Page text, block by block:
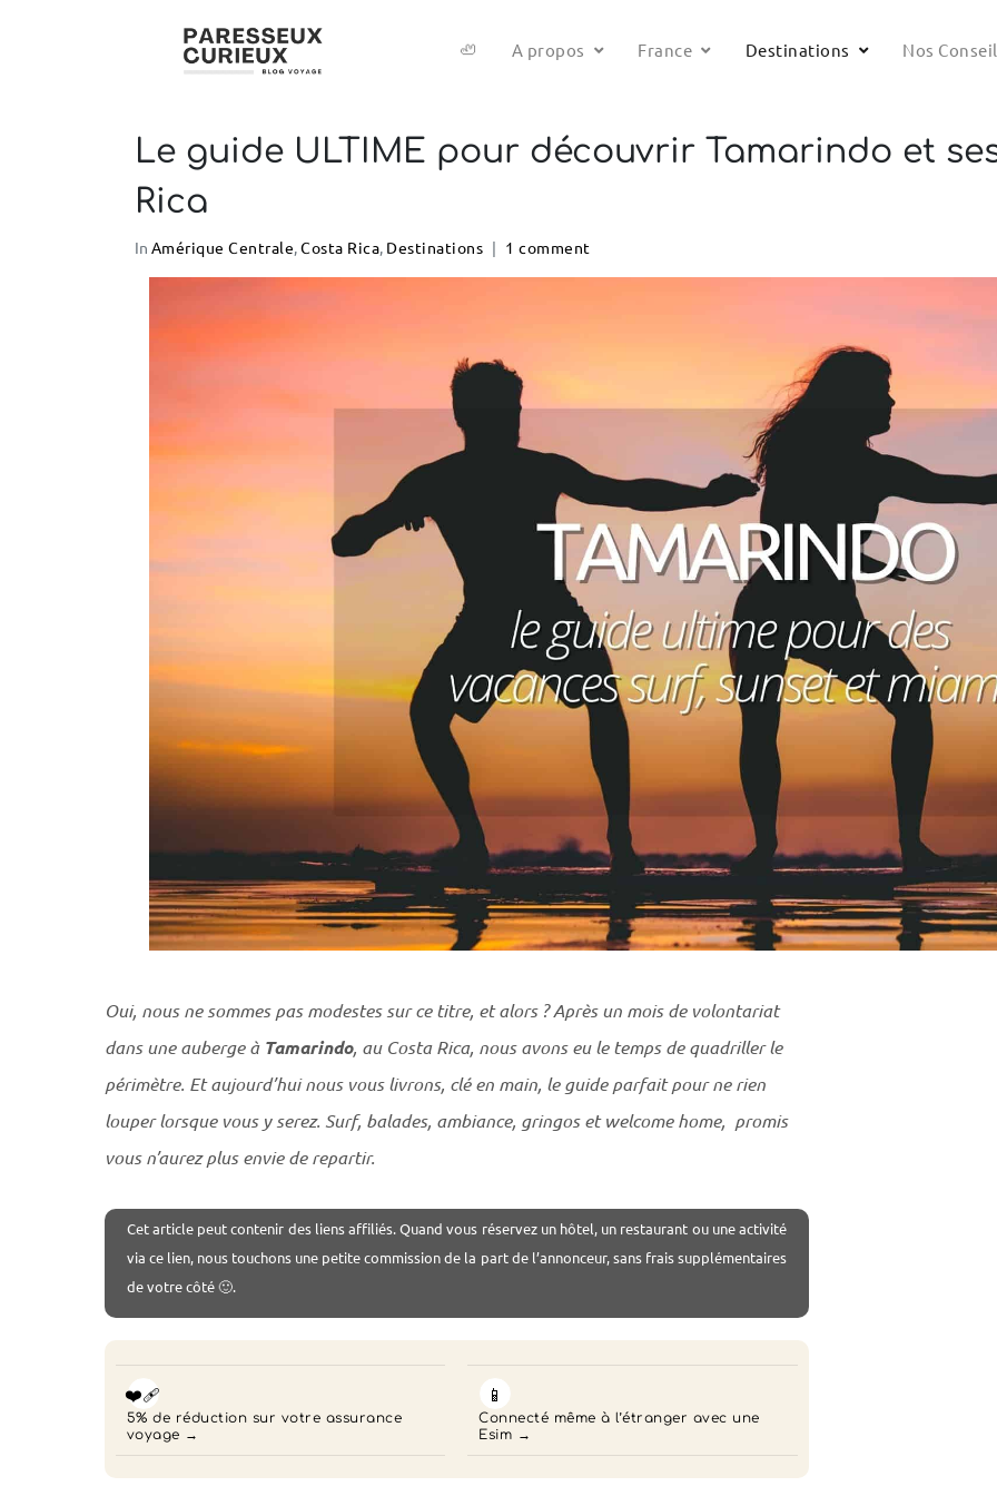
🦥 A propos France Destinations Nos
Le guide ULTIME pour découvrir Tamarindo et
Rica
In Amérique Centrale,Costa Rica, Destinations 1 comment
Oui, nous ne sommes pas modestes sur ce titre, et alors ? Après un mois de volontariat
dans une auberge à Tamarindo, au Costa Rica, nous avons eu le temps de quadriller le
périmètre. Et aujourd’hui nous vous livrons, clé en main, le guide parfait pour ne rien
louper lorsque vous y serez. Surf, balades, ambiance, gringos et welcome home, promis
vous n’aurez plus envie de repartir.
Cetarticle peut contenir des liens affiliés. Quand vous réservez un hôtel, un restaurant ou une activité
via ce lien, nous touchons une petite commission de la part de l’annonceur, sans frais supplémentaires
de votre côté 🙂.
❤️‍🩹
5% de réduction sur votre assurance
voyage
📱
Connecté même à l’étranger avec une
Esim